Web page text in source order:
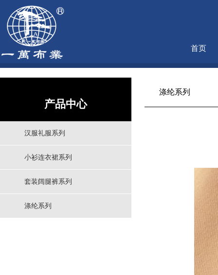
首页
产品中心
汉服礼服系列
小衫连衣裙系列
套装阔腿裤系列
涤纶系列
涤纶系列